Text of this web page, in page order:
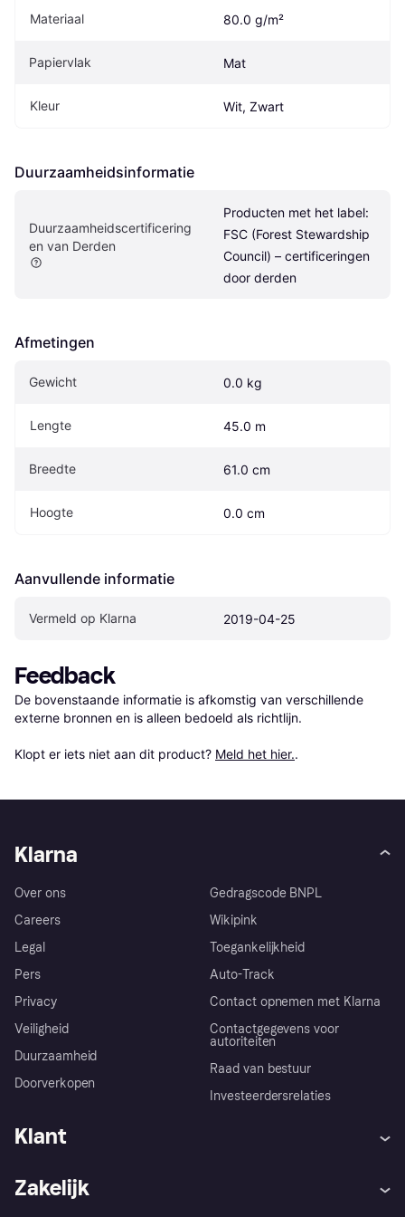
Materiaal 80.0 g/m²
Papiervlak Mat
Kleur Wit, Zwart
Duurzaamheidsinformatie
Duurzaamheidscertificering
en van Derden
Producten met het label:
FSC (Forest Stewardship
Council) – certificeringen
door derden
Afmetingen
Gewicht 0.0 kg
Lengte 45.0 m
Breedte 61.0 cm
Hoogte 0.0 cm
Aanvullende informatie
Vermeld op Klarna 2019-04-25
Feedback
De bovenstaande informatie is afkomstig van verschillende
externe bronnen en is alleen bedoeld als richtlijn.
Klopt er iets niet aan dit product? Meld het hier..
Klarna
Over ons
Careers
Legal
Pers
Privacy
Veiligheid
Duurzaamheid
Doorverkopen
Gedragscode BNPL
Wikipink
Toegankelijkheid
Auto-Track
Contact opnemen met Klarna
Contactgegevens voor
autoriteiten
Raad van bestuur
Investeerdersrelaties
Klant
Zakelijk